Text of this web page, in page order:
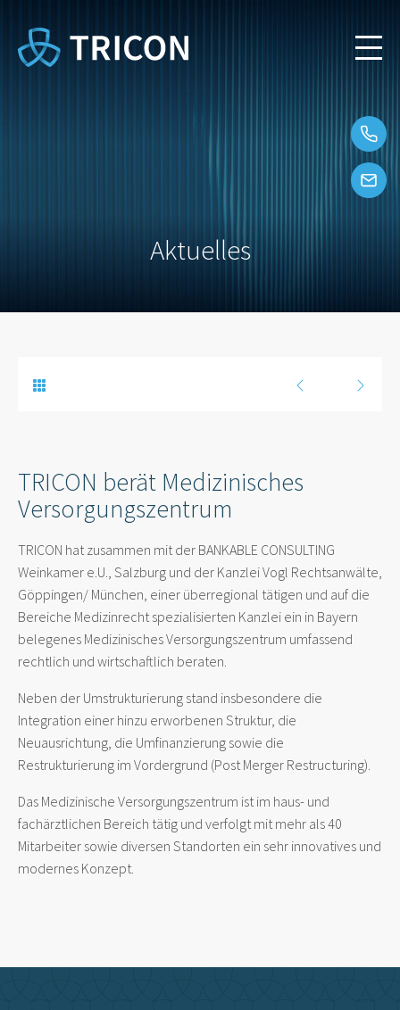
Aktuelles
TRICON berät Medizinisches
Versorgungszentrum
TRICON hat zusammen mit der BANKABLE CONSULTING
Weinkamer e.U., Salzburg und der Kanzlei Vogl Rechtsanwälte,
Göppingen/ München, einer überregional tätigen und auf die
Bereiche Medizinrecht spezialisierten Kanzlei ein in Bayern
belegenes Medizinisches Versorgungszentrum umfassend
rechtlich und wirtschaftlich beraten.
Neben der Umstrukturierung stand insbesondere die
Integration einer hinzu erworbenen Struktur, die
Neuausrichtung, die Umfinanzierung sowie die
Restrukturierung im Vordergrund (Post Merger Restructuring).
Das Medizinische Versorgungszentrum ist im haus- und
fachärztlichen Bereich tätig und verfolgt mit mehr als 40
Mitarbeiter sowie diversen Standorten ein sehr innovatives und
modernes Konzept.